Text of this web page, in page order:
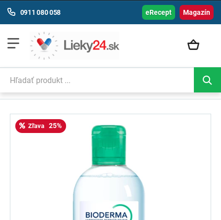
Magazín
0911 080 058 eRecept
Zľava 25%